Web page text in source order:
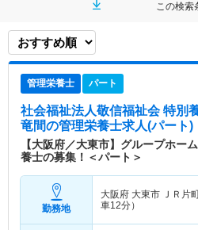
この検索
管理栄養士 パート
社会福祉法人敬信福祉会 特別
竜間の管理栄養士求人(パート)
【大阪府／大東市】グループホー
養士の募集！＜パート＞
勤務地
大阪府 大東市 ＪＲ片
車12分）